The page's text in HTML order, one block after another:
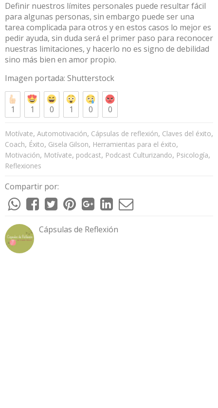
Definir nuestros límites personales puede resultar fácil
para algunas personas, sin embargo puede ser una
tarea complicada para otros y en estos casos lo mejor es
pedir ayuda, sin duda será el primer paso para reconocer
nuestras limitaciones, y hacerlo no es signo de debilidad
sino más bien en amor propio.
Imagen portada: Shutterstock
1 1 0 1 0 0
Motívate, Automotivación, Cápsulas de reflexión, Claves del éxito,
Coach, Éxito, Gisela Gilson, Herramientas para el éxito,
Motivación, Motívate, podcast, Podcast Culturizando, Psicología,
Reflexiones
Compartir por:
Cápsulas de Reflexión